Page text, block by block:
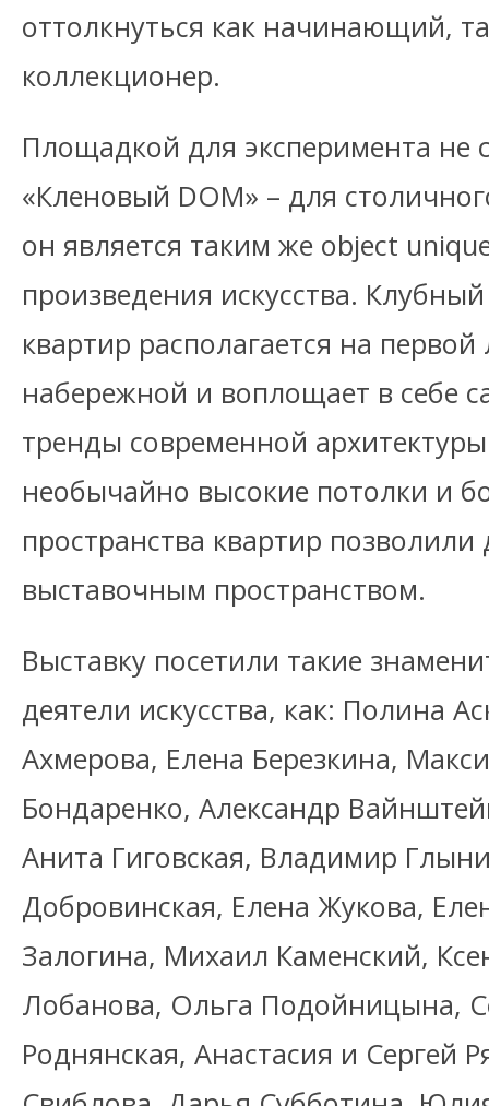
оттолкнуться как начинающий,
коллекционер.
Площадкой для эксперимента не
«Кленовый DOM» – для
он является таким же object
произведения искусства.
квартир располагается на
набережной и воплощает в себе
тренды современной
необычайно высокие потолки и
пространства квартир
выставочным пространством.
Выставку посетили такие
деятели искусства, как: Полина
Ахмерова, Елена Березкина,
Бондаренко, Александр
Анита Гиговская, Владимир
Добровинская, Елена Жукова,
Залогина, Михаил Каменский,
Лобанова, Ольга Подойницына,
Роднянская, Анастасия и Сергей